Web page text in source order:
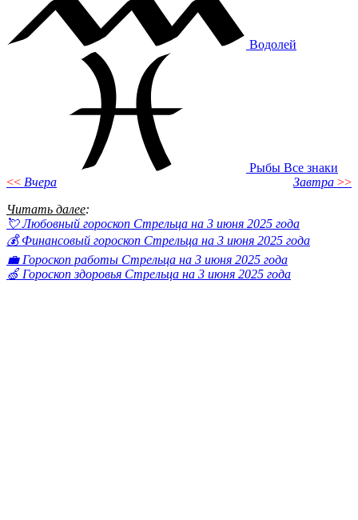
Водолей
Рыбы Все знаки
<< Вчера Завтра >>
Читать далее:
💘 Любовный гороскоп Стрельца на 3 июня 2025 года
💰 Финансовый гороскоп Стрельца на 3 июня 2025 года
💼 Гороскоп работы Стрельца на 3 июня 2025 года
🍏 Гороскоп здоровья Стрельца на 3 июня 2025 года